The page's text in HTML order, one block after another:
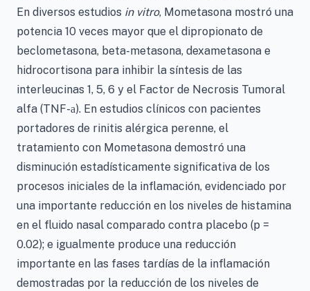
En diversos estudios in vitro, Mometasona mostró una
potencia 10 veces mayor que el dipropionato de
beclometasona, beta-metasona, dexametasona e
hidrocortisona para inhibir la síntesis de las
interleucinas 1, 5, 6 y el Factor de Necrosis Tumoral
alfa (TNF-a). En estudios clínicos con pacientes
portadores de rinitis alérgica perenne, el
tratamiento con Mometasona demostró una
disminución estadísticamente significativa de los
procesos iniciales de la inflamación, evidenciado por
una importante reducción en los niveles de histamina
en el fluido nasal comparado contra placebo (p =
0.02); e igualmente produce una reducción
importante en las fases tardías de la inflamación
demostradas por la reducción de los niveles de